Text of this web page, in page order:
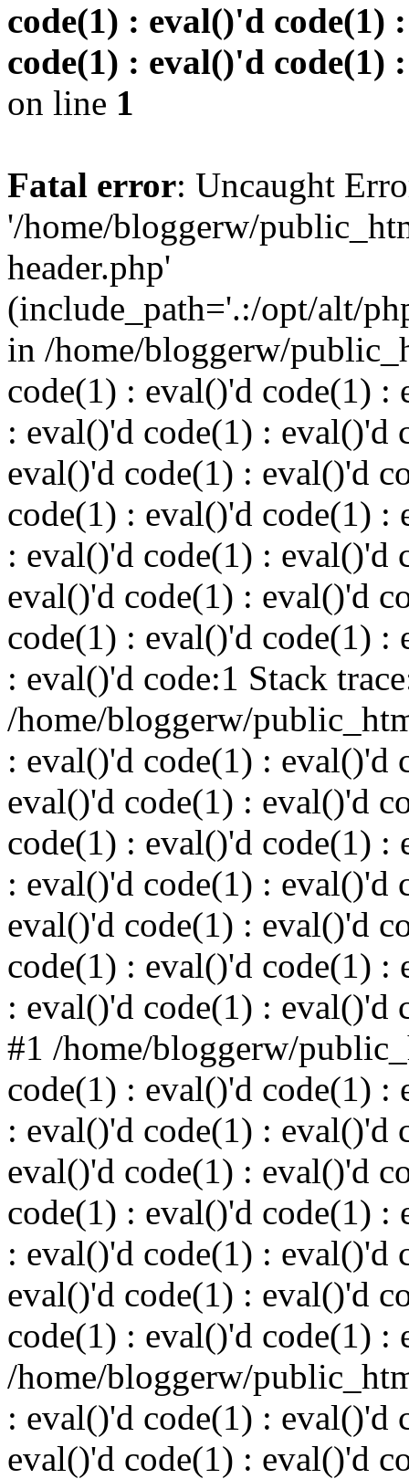
code(1) : eval()'d code(1)
code(1) : eval()'d code(1)
on line 1
Fatal error: Uncaught
'/home/bloggerw/
header.php'
(include_path='.:/opt/alt/
in /home/bloggerw/
code(1) : eval()'d code(1) :
: eval()'d code(1) : eval()'d
eval()'d code(1) : eval()'d
code(1) : eval()'d code(1) :
: eval()'d code(1) : eval()'d
eval()'d code(1) : eval()'d
code(1) : eval()'d code(1) :
: eval()'d code:1 Stack
/home/bloggerw/
: eval()'d code(1) : eval()'d
eval()'d code(1) : eval()'d
code(1) : eval()'d code(1) :
: eval()'d code(1) : eval()'d
eval()'d code(1) : eval()'d
code(1) : eval()'d code(1) :
: eval()'d code(1) : eval()'d
#1 /home/bloggerw/
code(1) : eval()'d code(1) :
: eval()'d code(1) : eval()'d
eval()'d code(1) : eval()'d
code(1) : eval()'d code(1) :
: eval()'d code(1) : eval()'d
eval()'d code(1) : eval()'d
code(1) : eval()'d code(1) :
/home/bloggerw/
: eval()'d code(1) : eval()'d
eval()'d code(1) : eval()'d